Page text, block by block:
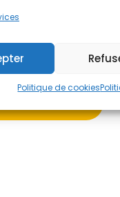
Politique de cookies